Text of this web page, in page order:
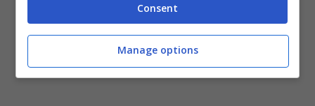
Consent
Manage options